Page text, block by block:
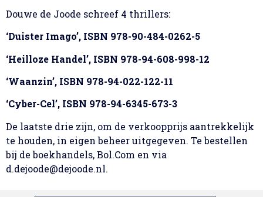
Douwe de Joode schreef 4 thrillers:
‘Duister Imago’, ISBN 978-90-484-0262-5
‘Heilloze Handel’, ISBN 978-94-608-998-12
‘Waanzin’, ISBN 978-94-022-122-11
‘Cyber-Cel’, ISBN 978-94-6345-673-3
De laatste drie zijn, om de verkoopprijs aantrekkelijk
te houden, in eigen beheer uitgegeven. Te bestellen
bij de boekhandels, Bol.Com en via
d.dejoode@dejoode.nl.